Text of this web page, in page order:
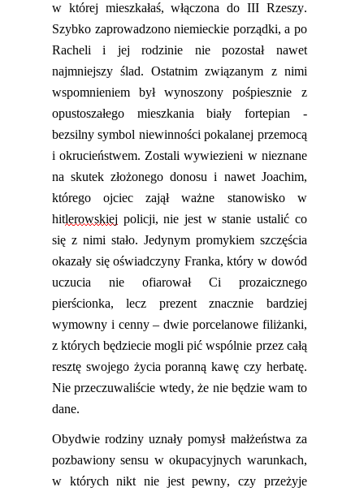
w której mieszkałaś, włączona do III Rzeszy.
Szybko zaprowadzono niemieckie porządki, a po
Racheli i jej rodzinie nie pozostał nawet
najmniejszy ślad. Ostatnim związanym z nimi
wspomnieniem był wynoszony pośpiesznie z
opustoszałego mieszkania biały fortepian -
bezsilny symbol niewinności pokalanej przemocą
i okrucieństwem. Zostali wywiezieni w nieznane
na skutek złożonego donosu i nawet Joachim,
którego ojciec zajął ważne stanowisko w
hitlerowskiej policji, nie jest w stanie ustalić co
się z nimi stało. Jedynym promykiem szczęścia
okazały się oświadczyny Franka, który w dowód
uczucia nie ofiarował Ci prozaicznego
pierścionka, lecz prezent znacznie bardziej
wymowny i cenny – dwie porcelanowe filiżanki,
z których będziecie mogli pić wspólnie przez całą
resztę swojego życia poranną kawę czy herbatę.
Nie przeczuwaliście wtedy, że nie będzie wam to
dane.
Obydwie rodziny uznały pomysł małżeństwa za
pozbawiony sensu w okupacyjnych warunkach,
w których nikt nie jest pewny, czy przeżyje